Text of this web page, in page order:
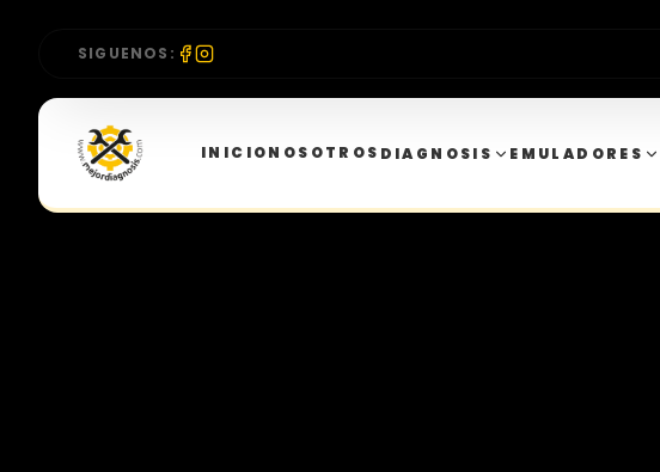
SIGUENOS:
INICIONOSOTROS DIAGNOSIS EMULADORES